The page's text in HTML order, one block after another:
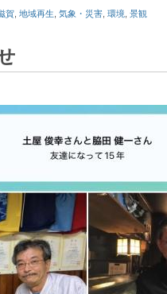
賀 地域再生 気象・災害 環境 景観